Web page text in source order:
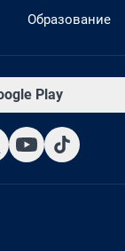
Образование
Play